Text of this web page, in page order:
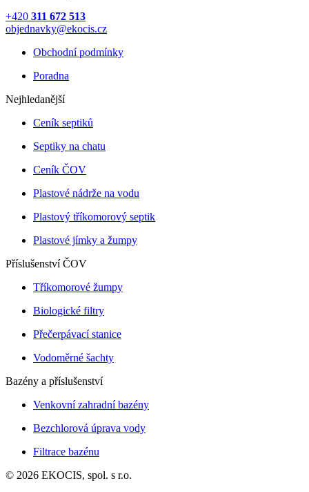
+420 311 672 513
objednavky@ekocis.cz
Obchodní podmínky
Poradna
Nejhledanější
Ceník septiků
Septiky na chatu
Ceník ČOV
Plastové nádrže na vodu
Plastový tříkomorový septik
Plastové jímky a žumpy
Příslušenství ČOV
Tříkomorové žumpy
Biologické filtry
Přečerpávací stanice
Vodoměrné šachty
Bazény a příslušenství
Venkovní zahradní bazény
Bezchlorová úprava vody
Filtrace bazénu
© 2026 EKOCIS, spol. s r.o.